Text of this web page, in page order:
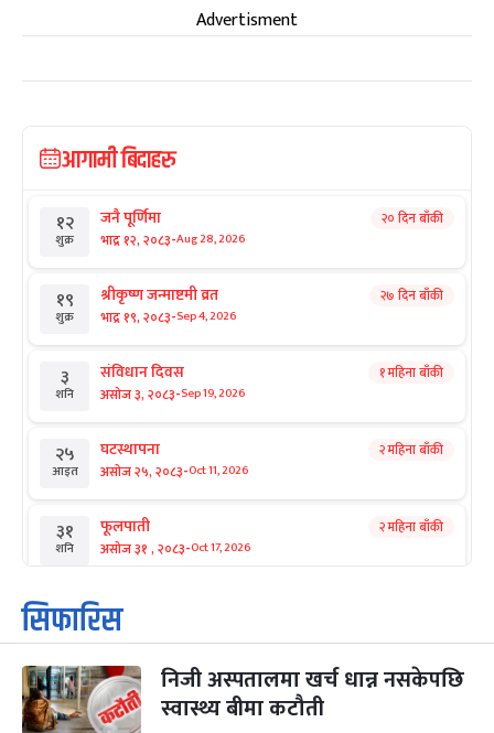
Advertisment
आगामी बिदाहरु
१२
शुक्र
जनै पूर्णिमा
भाद्र १२, २०८३-Aug 28, 2026
२० दिन बाँकी
१९
शुक्र
श्रीकृष्ण जन्माष्टमी व्रत
भाद्र १९, २०८३-Sep 4, 2026
२७ दिन बाँकी
३
शनि
संविधान दिवस
असोज ३, २०८३-Sep 19, 2026
१ महिना बाँकी
२५
आइत
घटस्थापना
असोज २५, २०८३-Oct 11, 2026
२ महिना बाँकी
३१
शनि
फूलपाती
असोज ३१ , २०८३-Oct 17, 2026
२ महिना बाँकी
१
आइत
कार्तिक सङ्क्रान्ति
कार्तिक १, २०८३
३
मंगल
महानवमी
कार्तिक ३, २०८३-Oct 20, 2026
२ महिना बाँकी
सिफारिस
निजी अस्पतालमा खर्च धान्न नसकेपछि
स्वास्थ्य बीमा कटौती